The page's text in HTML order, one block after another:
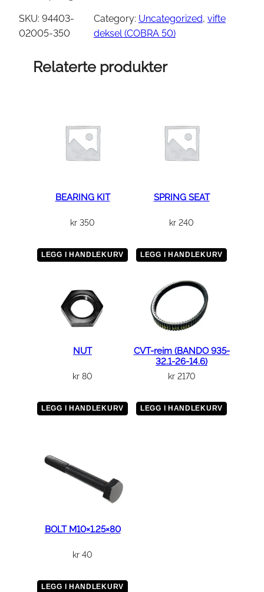
SKU: 94403-
02005-350
Category: Uncategorized, vifte
deksel (COBRA 50)
Relaterte produkter
BEARING KIT
kr 350
LEGG I HANDLEKURV
SPRING SEAT
kr 240
LEGG I HANDLEKURV
NUT
kr 80
LEGG I HANDLEKURV
CVT-reim (BANDO 935-
32.1-26-14.6)
kr2170
LEGG I HANDLEKURV
BOLT M10×1.25×80
kr 40
LEGG I HANDLEKURV